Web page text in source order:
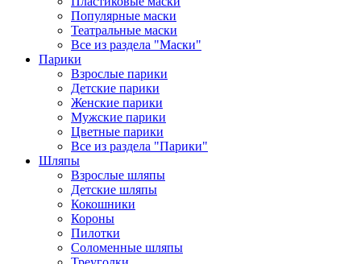
Популярные маски
Театральные маски
Все из раздела "Маски"
Парики
Взрослые парики
Детские парики
Женские парики
Мужские парики
Цветные парики
Все из раздела "Парики"
Шляпы
Взрослые шляпы
Детские шляпы
Кокошники
Короны
Пилотки
Соломенные шляпы